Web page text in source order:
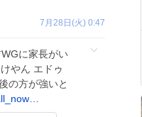
7月28日(火) 0:47
に家長がい
やん エドゥ
の方が強いと